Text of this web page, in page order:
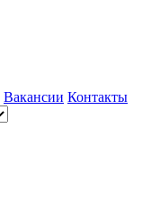
Вакансии Контакты